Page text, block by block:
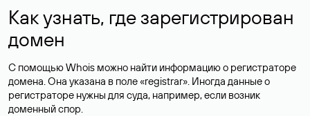
Как узнать, где зарегистрирован
домен
С помощью Whois можно найти информацию о регистраторе
домена. Она указана в поле «registrar». Иногда данные о
регистраторе нужны для суда, например, если возник
доменный спор.